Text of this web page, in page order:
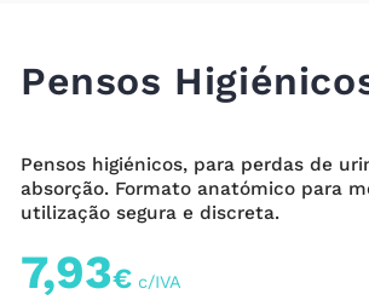
Pensos
Pensos higiénicos, para perdas de
absorção. Formato anatómico para
utilização segura e discreta.
7,93€